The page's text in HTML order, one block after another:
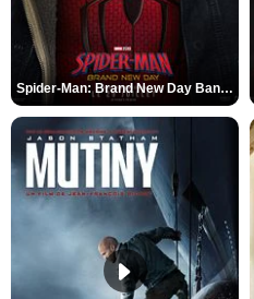
Spider-Man: Brand New Day Bande-annonce VO STFR